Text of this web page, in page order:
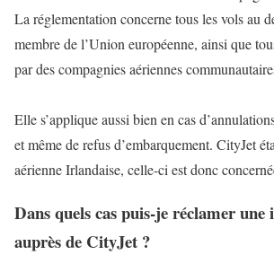
La réglementation concerne tous les vols au
membre de l’Union européenne, ainsi que
par des compagnies aériennes
Elle s’applique aussi bien en cas
et même de refus d’embarquement. CityJet
aérienne Irlandaise, celle-ci est donc
Dans quels cas puis-je réclamer une
auprès de CityJet ?